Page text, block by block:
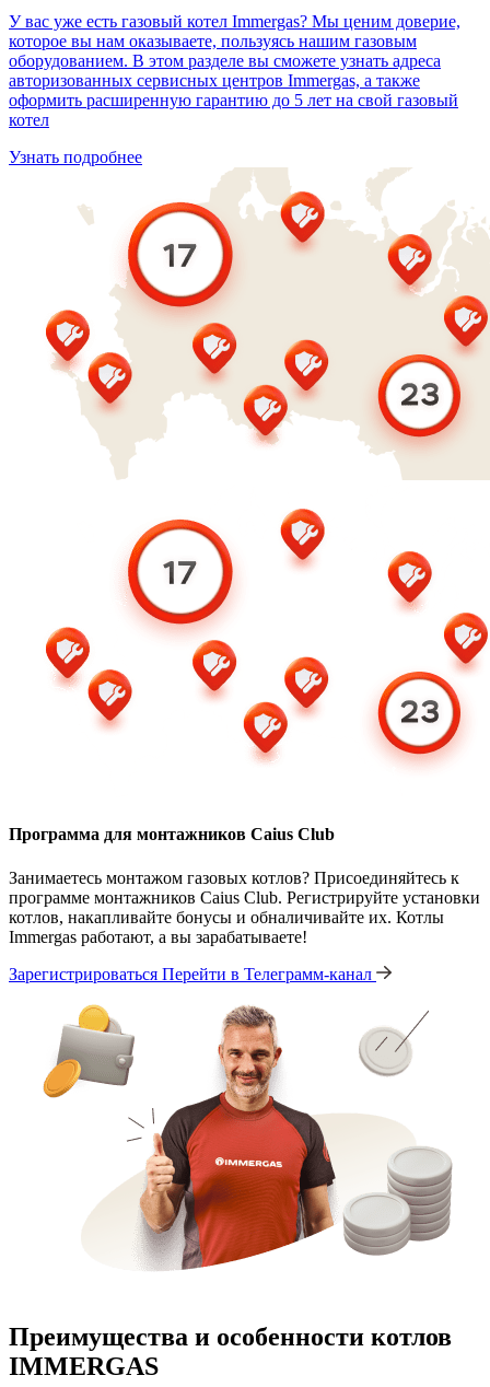
У вас уже есть газовый котел Immergas? Мы ценим доверие,
которое вы нам оказываете, пользуясь нашим газовым
оборудованием. В этом разделе вы сможете узнать адреса
авторизованных сервисных центров Immergas, а также
оформить расширенную гарантию до 5 лет на свой газовый
котел
Узнать подробнее
Программа для монтажников Caius Club
Занимаетесь монтажом газовых котлов? Присоединяйтесь к
программе монтажников Caius Club. Регистрируйте установки
котлов, накапливайте бонусы и обналичивайте их. Котлы
Immergas работают, а вы зарабатываете!
Зарегистрироваться Перейти в Телеграмм-канал
Преимущества и особенности котлов
IMMERGAS